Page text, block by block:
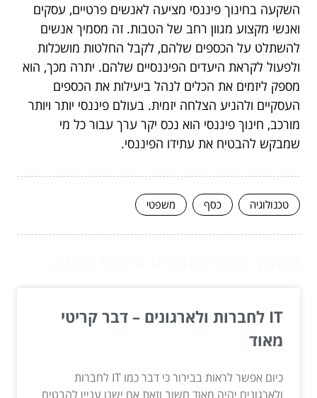
השקעה בחינוך פיננסי מציעה לאנשים פרטיים, עסקים
ואנשי מקצוע מגוון רחב של הטבות. זה מסמיך אנשים
להשתלט על הכספים שלהם, לקבל החלטות מושכלות
ולפעול לקראת היעדים הפיננסיים שלהם. יתרה מכך, הוא
מספק ליזמים את הכלים לנהל ביעילות את הכספים
העסקיים ולהניע הצלחה יזמית. בעולם פיננסי יותר ויותר
מורכב, חינוך פיננסי הוא נכס יקר ערך עבור כל מי
שמבקש להבטיח את עתידו הפיננסי.
טכנולוגיה כסף משפטי
IT לחברות ולארגונים – דבר קריטי
מאוד
כיום אפשר לראות בבירור כי דבר כמו IT לחברות
ולארגונים יהיה מאוד חשוב וזאת אם ישנו עניין להבטיח